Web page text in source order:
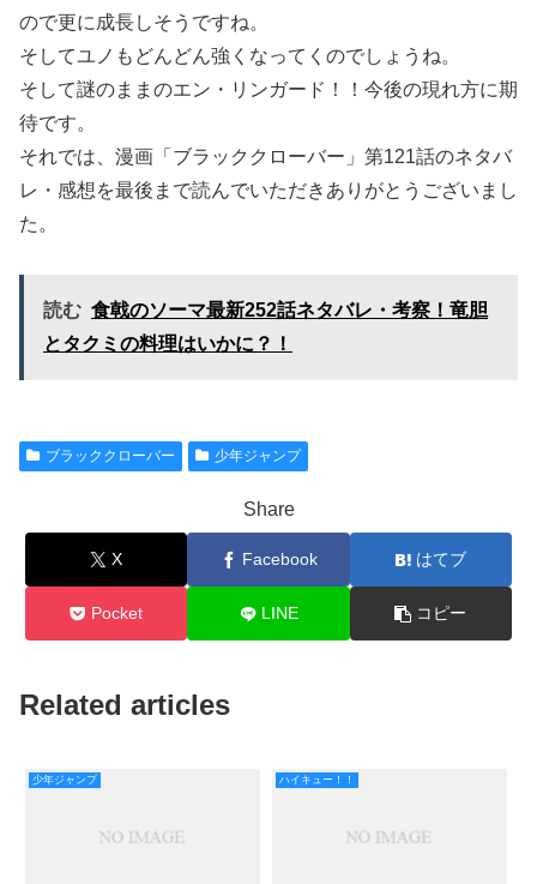
ので更に成長しそうですね。
そしてユノもどんどん強くなってくのでしょうね。
そして謎のままのエン・リンガード！！今後の現れ方に期
待です。
それでは、漫画「ブラッククローバー」第121話のネタバ
レ・感想を最後まで読んでいただきありがとうございまし
た。
読む 食戟のソーマ最新252話ネタバレ・考察！竜胆
とタクミの料理はいかに？！
ブラッククローバー 少年ジャンプ
Share
X Facebook はてブ
Pocket LINE コピー
Related articles
少年ジャンプ ハイキュー！！